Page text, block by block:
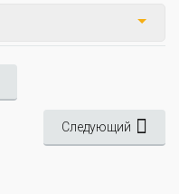
Следующий